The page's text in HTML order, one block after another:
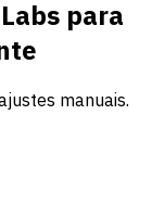
para
manuais.